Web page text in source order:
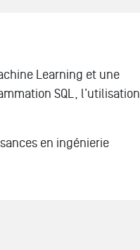
Learning et une
SQL, l’utilisation
en ingénierie